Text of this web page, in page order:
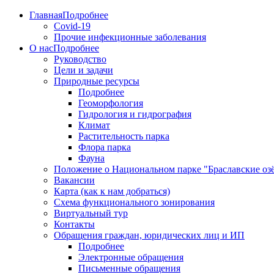
ГлавнаяПодробнее
Covid-19
Прочие инфекционные заболевания
О насПодробнее
Руководство
Цели и задачи
Природные ресурсы
Подробнее
Геоморфология
Гидрология и гидрография
Климат
Растительность парка
Флора парка
Фауна
Положение о Национальном парке "Браславские
Вакансии
Карта (как к нам добраться)
Схема функционального зонирования
Виртуальный тур
Контакты
Обращения граждан, юридических лиц и ИП
Подробнее
Электронные обращения
Письменные обращения